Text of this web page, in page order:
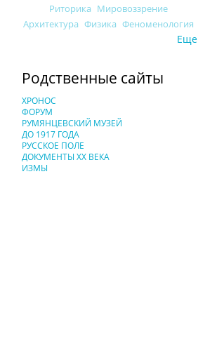
Риторика Мировоззрение
Архитектура Физика Феноменология
Еще
Родственные сайты
ХРОНОС
ФОРУМ
РУМЯНЦЕВСКИЙ МУЗЕЙ
ДО 1917 ГОДА
РУССКОЕ ПОЛЕ
ДОКУМЕНТЫ XX ВЕКА
ИЗМЫ